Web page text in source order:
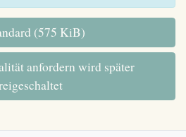
(575 KiB)
anfordern wird später